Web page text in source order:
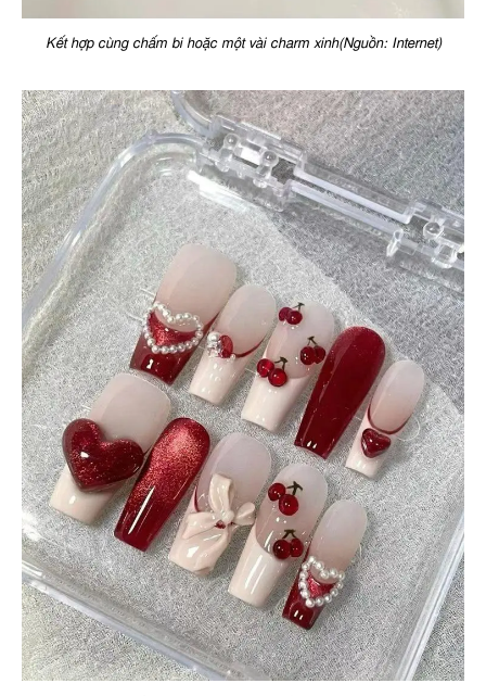
Kết hợp cùng chấm bi hoặc một vài charm xinh(Nguồn: Internet)